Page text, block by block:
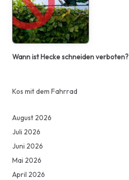
Wann ist Hecke schneiden verboten?
Kos mit dem Fahrrad
August 2026
Juli 2026
Juni 2026
Mai 2026
April 2026